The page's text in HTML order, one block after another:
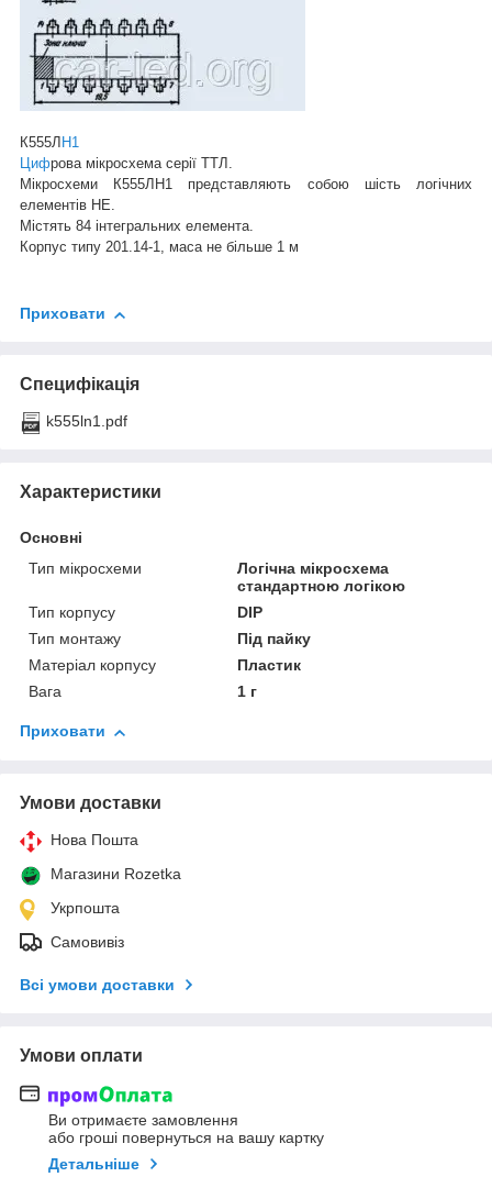
К555Л Н1
Цифрова мікросхема серії ТТЛ.
Мікросхеми К555ЛН1 представляють собою шість логічних
елементів НЕ.
Містять 84 інтегральних елемента.
Корпус типу 201.14-1, маса не більше 1 м
Приховати
Специфікація
k555ln1.pdf
Характеристики
Основні
Тип мікросхеми
Логічна мікросхема
стандартною логікою
Тип корпусу
DIP
Тип монтажу
Під пайку
Матеріал корпусу
Пластик
Вага
1 г
Приховати
Умови доставки
Нова Пошта
Магазини Rozetka
Укрпошта
Самовивіз
Всі умови доставки
Умови оплати
Ви отримаєте замовлення
або гроші повернуться на вашу картку
Детальніше